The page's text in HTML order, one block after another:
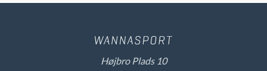
Højbro Plads 10